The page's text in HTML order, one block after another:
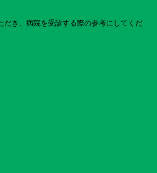
だき、病院を受診する際の参考にしてくだ